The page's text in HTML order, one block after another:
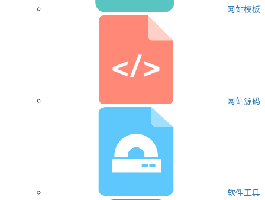
网站模板
网站源码
软件工具